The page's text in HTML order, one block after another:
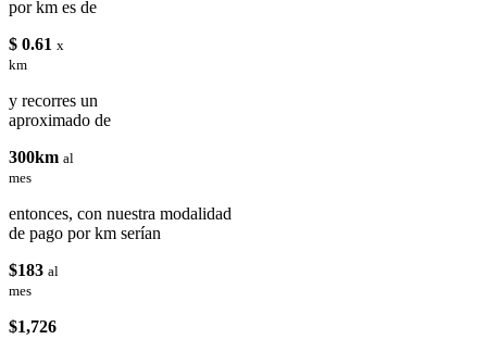
por km es de
$ 0.61 x
km
y recorres un
aproximado de
300km al
mes
entonces, con nuestra modalidad
de pago por km serían
$183 al
mes
$1,726